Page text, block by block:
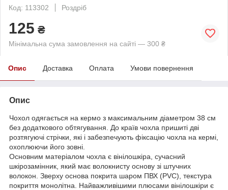
Код: 113302
Роздріб
125 ₴
Мінімальна сума замовлення на сайті — 300 ₴
Опис Доставка Оплата Умови повернення
Опис
Чохол одягається на кермо з максимальним діаметром 38 см
без додаткового обтягування. До країв чохла пришиті дві
розтягуючі стрічки, які і забезпечують фіксацію чохла на кермі,
охоплюючи його зовні.
Основним матеріалом чохла є вінілошкіра, сучасний
шкірозамінник, який має волокнисту основу зі штучних
волокон. Зверху основа покрита шаром ПВХ (PVC), текстура
покриття монолітна. Найважливішими плюсами вінілошкіри є